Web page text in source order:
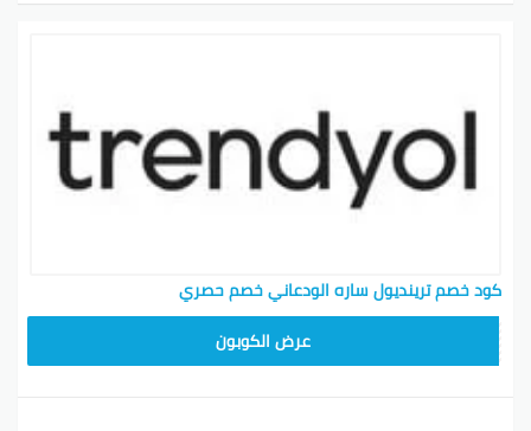
كود خصم ترينديول ساره الودعاني خصم حصري
عرض الكوبون